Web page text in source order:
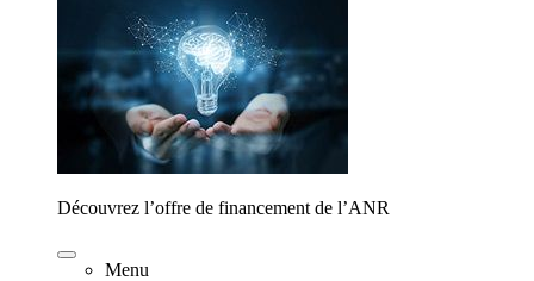
Découvrez l’offre de financement de l’ANR
Menu